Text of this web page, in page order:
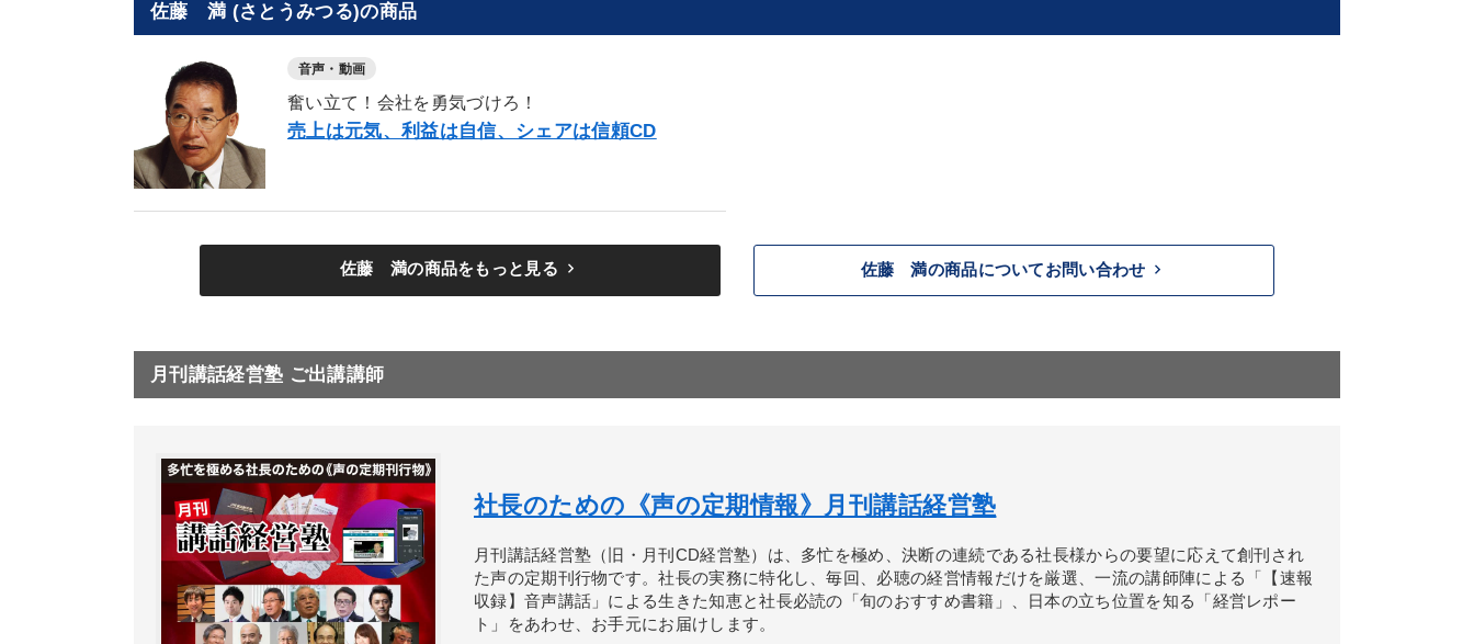
佐藤 満 (さとうみつる)の商品
音声・動画
奮い立て！会社を勇気づけろ！
売上は元気、利益は自信、シェアは信頼CD
佐藤 満の商品をもっと見る keyboard_arrow_right 佐藤 満の商品についてお問い合わせ keyboard_arrow_right
月刊講話経営塾 ご出講講師
社長のための《声の定期情報》月刊講話経営塾
月刊講話経営塾（旧・月刊CD経営塾）は、多忙を極め、決断の連続である社長様からの要望に応えて創刊され
た声の定期刊行物です。社長の実務に特化し、毎回、必聴の経営情報だけを厳選、一流の講師陣による「【速報
収録】音声講話」による生きた知恵と社長必読の「旬のおすすめ書籍」、日本の立ち位置を知る「経営レポー
ト」をあわせ、お手元にお届けします。